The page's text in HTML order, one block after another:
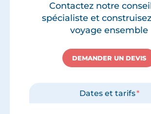
Contactez notre
spécialiste et
voyage ensemble
DEMANDER UN DEVIS
Dates et tarifs*